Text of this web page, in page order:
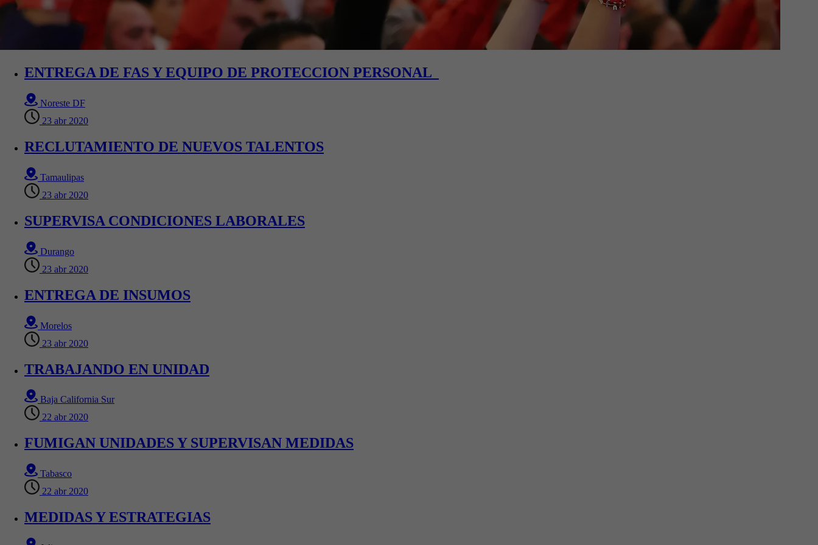
ENTREGA DE FAS Y EQUIPO DE PROTECCION PERSONAL
Noreste DF
23 abr 2020
RECLUTAMIENTO DE NUEVOS TALENTOS
Tamaulipas
23 abr 2020
SUPERVISA CONDICIONES LABORALES
Durango
23 abr 2020
ENTREGA DE INSUMOS
Morelos
23 abr 2020
TRABAJANDO EN UNIDAD
Baja California Sur
22 abr 2020
FUMIGAN UNIDADES Y SUPERVISAN MEDIDAS
Tabasco
22 abr 2020
MEDIDAS Y ESTRATEGIAS